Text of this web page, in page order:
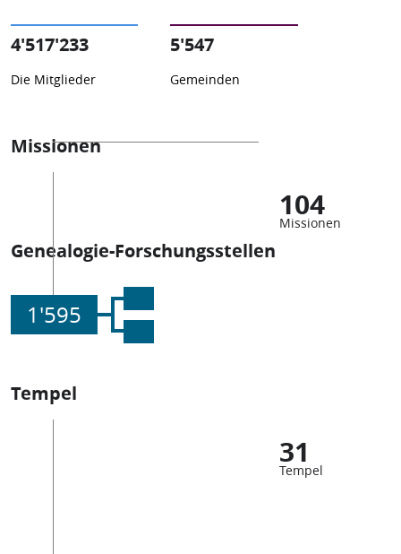
4'517'233
Die Mitglieder
5'547
Gemeinden
Missionen
104
Missionen
Genealogie-Forschungsstellen
1'595
Tempel
31
Tempel